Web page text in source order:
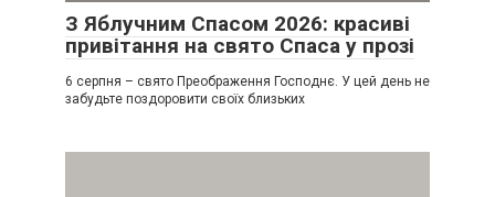
З Яблучним Спасом 2026: красиві
привітання на свято Спаса у прозі
6 серпня – свято Преображення Господнє. У цей день не
забудьте поздоровити своїх близьких